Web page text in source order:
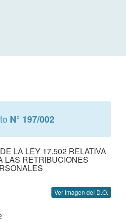
N° 197/002
LA LEY 17.502 RELATIVA
LAS RETRIBUCIONES
Ver Imagen del D.O.